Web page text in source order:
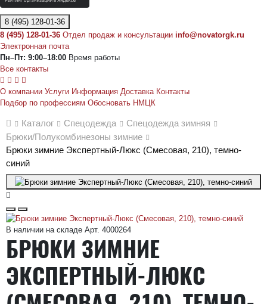
8 (495) 128-01-36
8 (495) 128-01-36 Отдел продаж и консультации info@novatorgk.ru
Электронная почта
Пн–Пт: 9:00–18:00 Время работы
Все контакты
О компании Услуги Информация Доставка Контакты
Подбор по профессиям Обосновать НМЦК
Каталог Спецодежда
Спецодежда зимняя
Брюки/Полукомбинезоны зимние
Брюки зимние Экспертный-Люкс (Смесовая, 210), темно-
синий
В наличии на складе Арт. 4000264
БРЮКИ ЗИМНИЕ
ЭКСПЕРТНЫЙ-ЛЮКС